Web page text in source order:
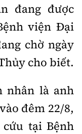
đang được
viện Đại
chờ ngày
cho biết.
nhân là anh
đêm 22/8,
tại Bệnh